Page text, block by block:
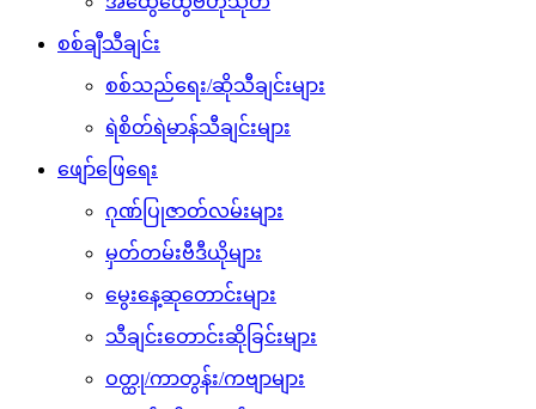
စစ်ချီသီချင်း
စစ်သည်ရေး/ဆိုသီချင်းများ
ရဲစိတ်ရဲမာန်သီချင်းများ
ဖျော်ဖြေရေး
ဂုဏ်ပြုဇာတ်လမ်းများ
မှတ်တမ်းဗီဒီယိုများ
မွေးနေ့ဆုတောင်းများ
သီချင်းတောင်းဆိုခြင်းများ
ဝတ္ထု/ကာတွန်း/ကဗျာများ